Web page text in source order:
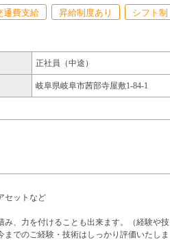
通費支給 昇給制度あり シフト制
正社員（中途）
岐阜県岐阜市茜部寺屋敷1-84-1
セットなど
、力を付けることも出来ます。（経験や技
でのご経験・技術はしっかり評価いたしま